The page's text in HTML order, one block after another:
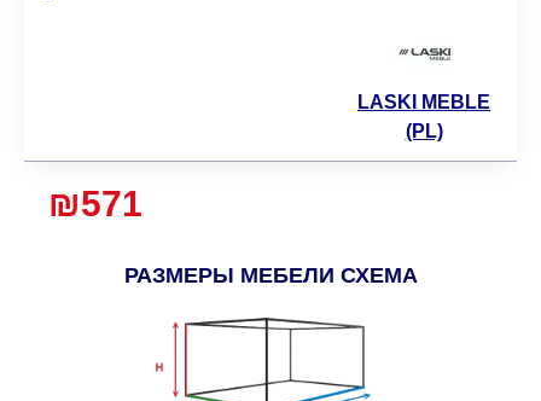
РАЗМЕРЫ МЕБЕЛИ СХЕМА
₪571
LASKI MEBLE
(PL)